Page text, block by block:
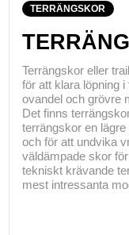
TERRÄNGSKOR
Terrängskor eller
för att klara löpning
ovandel och grövre
Det finns
terrängskor en
och för att undvika
väldämpade skor
tekniskt krävande
mest intressanta